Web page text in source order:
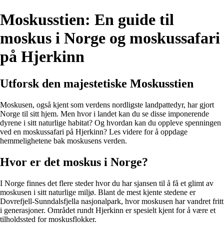
Moskusstien: En guide til
moskus i Norge og moskussafari
på Hjerkinn
Utforsk den majestetiske Moskusstien
Moskusen, også kjent som verdens nordligste landpattedyr, har gjort
Norge til sitt hjem. Men hvor i landet kan du se disse imponerende
dyrene i sitt naturlige habitat? Og hvordan kan du oppleve spenningen
ved en moskussafari på Hjerkinn? Les videre for å oppdage
hemmelighetene bak moskusens verden.
Hvor er det moskus i Norge?
I Norge finnes det flere steder hvor du har sjansen til å få et glimt av
moskusen i sitt naturlige miljø. Blant de mest kjente stedene er
Dovrefjell-Sunndalsfjella nasjonalpark, hvor moskusen har vandret fritt
i generasjoner. Området rundt Hjerkinn er spesielt kjent for å være et
tilholdssted for moskusflokker.